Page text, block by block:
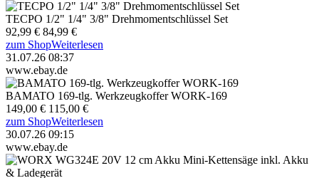
TECPO 1/2" 1/4" 3/8" Drehmomentschlüssel Set
92,99 € 84,99 €
zum ShopWeiterlesen
31.07.26 08:37
www.ebay.de
BAMATO 169-tlg. Werkzeugkoffer WORK-169
149,00 € 115,00 €
zum ShopWeiterlesen
30.07.26 09:15
www.ebay.de